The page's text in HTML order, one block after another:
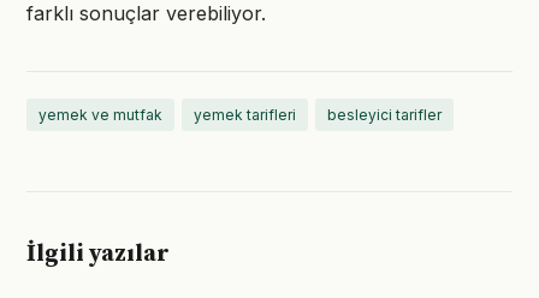
farklı sonuçlar verebiliyor.
yemek ve mutfak yemek tarifleri besleyici tarifler
İlgili yazılar